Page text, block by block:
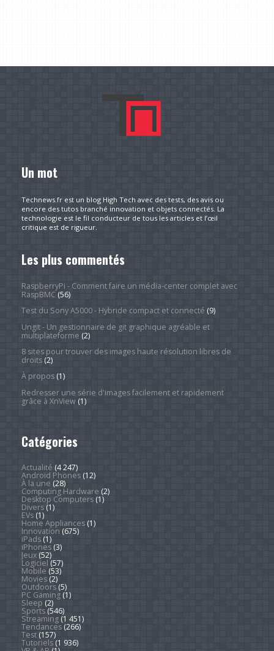
Un mot
Technews.fr est un blog High Tech avec des tests, des avis ou
encore des tutos branché innovation et objets connectés. La
technologie est le fil conducteur de tous les articles et l’œil
critique est de rigueur.
Les plus commentés
RaspberryPi - Comment faire un média-center complet avec
RaspBMC(56)
Test du Sony A5000 - Hybride compact et connecté (9)
Ungit - Un gestionnaire de git graphique agréable et
multiplateforme (2)
8 sites pour trouver des images haute résolution libres de
droits(2)
À propos(1)
Redresser une série d'images facilement et rapidement
grâce à XnView(1)
Catégories
Actualité (4 247)
Android Phones(12)
À la une (28)
Computing Hardware (2)
Desktop Computers(1)
Divers(1)
EVs(1)
Home Appliances(1)
Innovation (675)
iPads(1)
iPhones(3)
Jeux(52)
Logiciel (57)
Mobile (53)
Movies(2)
Outdoors(5)
PC Gaming(1)
Sleep (2)
Sports(546)
Streaming(1 451)
Tendances(266)
Test(157)
Tutoriels(1 936)